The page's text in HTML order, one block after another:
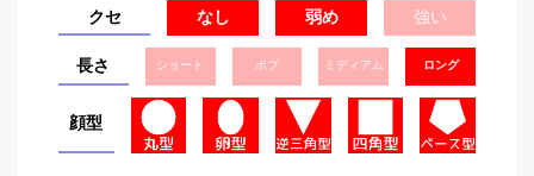
クセ なし 弱め 強い
長さ ショート ボブ ミディアム ロング
顔型